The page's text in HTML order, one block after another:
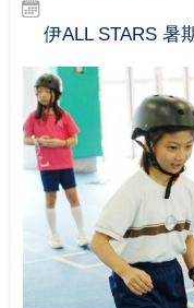
伊ALL STARS 暑